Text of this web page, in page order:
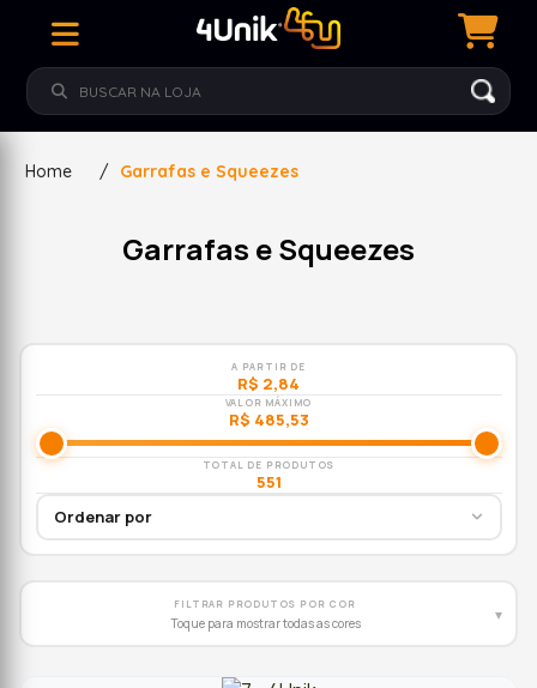
Home / Garrafas e Squeezes
Garrafas e Squeezes
A PARTIR DE
R$ 2,84
VALOR MÁXIMO
R$ 485,53
TOTAL DE PRODUTOS
551
FILTRAR PRODUTOS POR COR
Toque para mostrar todas as cores ▾